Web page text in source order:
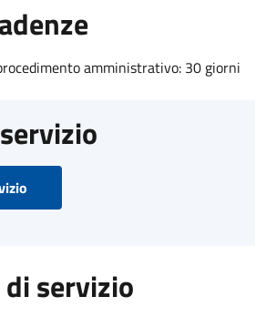
amministrativo: 30 giorni
servizio